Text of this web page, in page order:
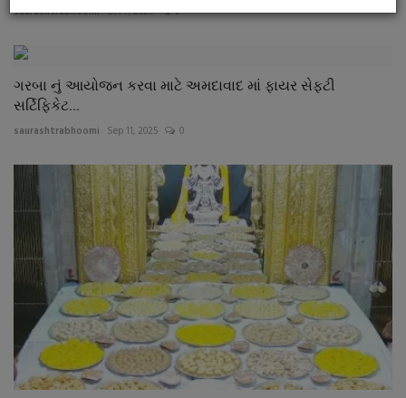
saurashtrabhoomi Oct 7, 2025 0
ગરબા નું આયોજન કરવા માટે અમદાવાદ માં ફાયર સેફટી
સર્ટિફિકેટ...
saurashtrabhoomi Sep 11, 2025 0